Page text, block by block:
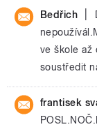
Bedřich
ve škole až
soustředit
frantisek